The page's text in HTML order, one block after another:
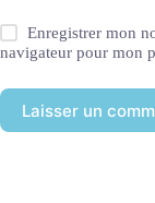
Enregistrer mon
navigateur pour mon
Laisser un